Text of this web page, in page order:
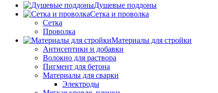
Душевые поддоны
Сетка и проволка
Сетка
Проволка
Материалы для стройки
Антисептики и добавки
Волокно для раствора
Пигмент для бетона
Материалы для сварки
Электроды